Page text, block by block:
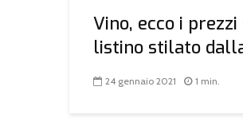
Vino, ecco i
listino stilato
24 gennaio 2021 1 min.